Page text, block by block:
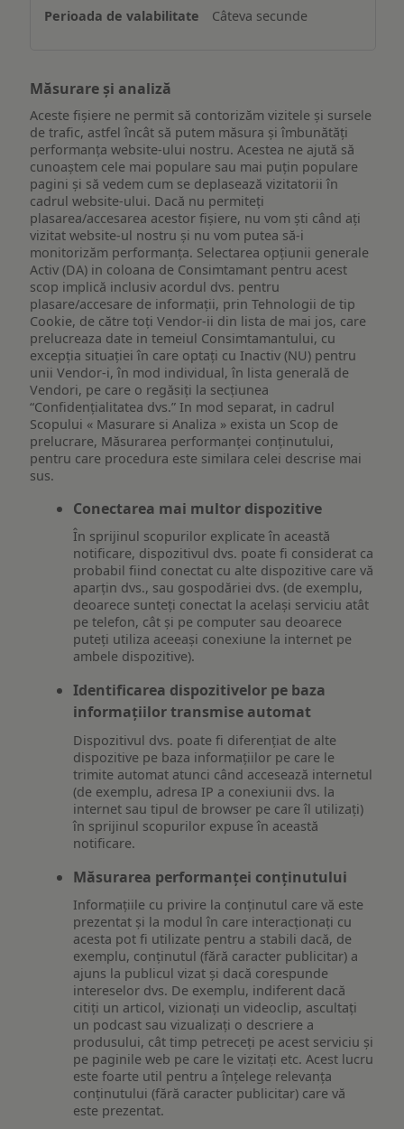
Câteva secunde
Măsurare și analiză
Aceste fișiere ne permit să contorizăm vizitele și sursele
de trafic, astfel încât să putem măsura și îmbunătăți
performanța website-ului nostru. Acestea ne ajută să
cunoaștem cele mai populare sau mai puțin populare
pagini și să vedem cum se deplasează vizitatorii în
cadrul website-ului. Dacă nu permiteți
plasarea/accesarea acestor fișiere, nu vom ști când ați
vizitat website-ul nostru și nu vom putea să-i
monitorizăm performanța. Selectarea opțiunii generale
Activ (DA) in coloana de Consimtamant pentru acest
scop implică inclusiv acordul dvs. pentru
plasare/accesare de informații, prin Tehnologii de tip
Cookie, de către toți Vendor-ii din lista de mai jos, care
prelucreaza date in temeiul Consimtamantului, cu
excepția situației în care optați cu Inactiv (NU) pentru
unii Vendor-i, în mod individual, în lista generală de
Vendori, pe care o regăsiți la secțiunea
“Confidențialitatea dvs.” In mod separat, in cadrul
Scopului « Masurare si Analiza » exista un Scop de
prelucrare, Măsurarea performanței conținutului,
pentru care procedura este similara celei descrise mai
sus.
Conectarea mai multor dispozitive
În sprijinul scopurilor explicate în această
notificare, dispozitivul dvs. poate fi considerat ca
probabil fiind conectat cu alte dispozitive care vă
aparțin dvs., sau gospodăriei dvs. (de exemplu,
deoarece sunteți conectat la același serviciu atât
pe telefon, cât și pe computer sau deoarece
puteți utiliza aceeași conexiune la internet pe
ambele dispozitive).
Identificarea dispozitivelor pe baza
informațiilor transmise automat
Dispozitivul dvs. poate fi diferențiat de alte
dispozitive pe baza informațiilor pe care le
trimite automat atunci când accesează internetul
(de exemplu, adresa IP a conexiunii dvs. la
internet sau tipul de browser pe care îl utilizați)
în sprijinul scopurilor expuse în această
notificare.
Măsurarea performanței conținutului
Informațiile cu privire la conținutul care vă este
prezentat și la modul în care interacționați cu
acesta pot fi utilizate pentru a stabili dacă, de
exemplu, conținutul (fără caracter publicitar) a
ajuns la publicul vizat și dacă corespunde
intereselor dvs. De exemplu, indiferent dacă
citiți un articol, vizionați un videoclip, ascultați
un podcast sau vizualizați o descriere a
produsului, cât timp petreceți pe acest serviciu și
pe paginile web pe care le vizitați etc. Acest lucru
este foarte util pentru a înțelege relevanța
conținutului (fără caracter publicitar) care vă
este prezentat.